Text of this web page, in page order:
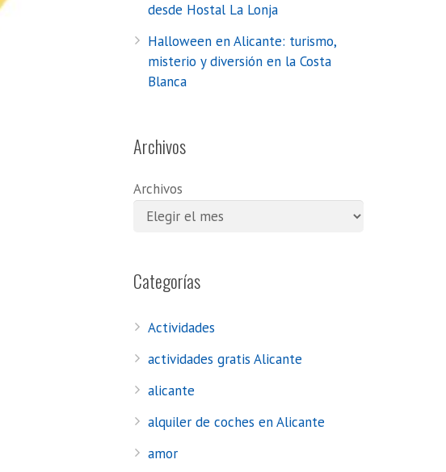
desde Hostal La Lonja
Halloween en Alicante: turismo,
misterio y diversión en la Costa
Blanca
Archivos
Archivos
Categorías
Actividades
actividades gratis Alicante
alicante
alquiler de coches en Alicante
amor